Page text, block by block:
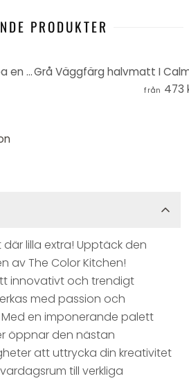
PRODUKTER
Taupe Väggfärg satin matt I Oyster Mushroom | Skapa en atmosfär av diskret elegans | THE COLOR KITCH
från 473
lilla extra! Upptäck den
av The Color Kitchen!
innovativt och trendigt
med passion och
Med en imponerande palett
öppnar den nästan
att uttrycka din kreativitet
till verkliga